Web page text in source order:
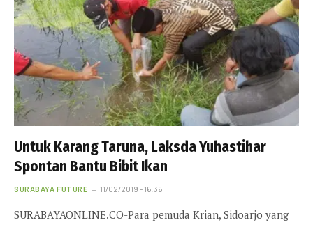
Untuk Karang Taruna, Laksda Yuhastihar
Spontan Bantu Bibit Ikan
SURABAYA FUTURE 11/02/2019 - 16:36
SURABAYAONLINE.CO-Para pemuda Krian, Sidoarjo yang